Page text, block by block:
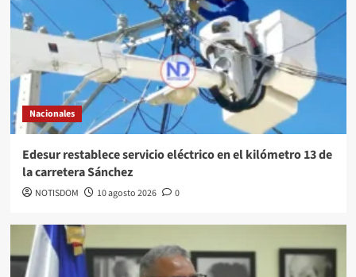
Nacionales
Edesur restablece servicio eléctrico en el kilómetro 13 de
la carretera Sánchez
NOTISDOM 10 agosto 2026 0